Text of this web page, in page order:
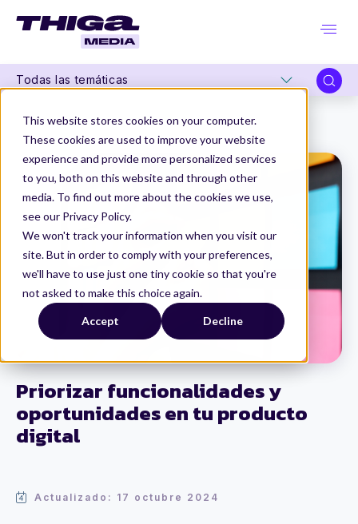
This website stores cookies on your computer.
These cookies are used to improve your website
experience and provide more personalized services
to you, both on this website and through other
media. To find out more about the cookies we use,
see our Privacy Policy.
We won't track your information when you visit our
site. But in order to comply with your preferences,
we'll have to use just one tiny cookie so that you're
not asked to make this choice again.
Accept Decline
Todas las temáticas
Priorizar funcionalidades y
oportunidades en tu producto
digital
Actualizado: 17 octubre 2024
Thiga Media
Product Management